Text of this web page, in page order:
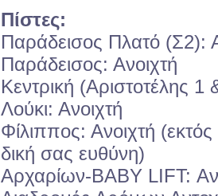
Πίστες:
Παράδεισος Πλατό (Σ2):
Παράδεισος: Ανοιχτή
Κεντρική (Αριστοτέλης 1
Λούκι: Ανοιχτή
Φίλιππος: Ανοιχτή
δική σας ευθύνη)
Αρχαρίων-BABY LIFT: